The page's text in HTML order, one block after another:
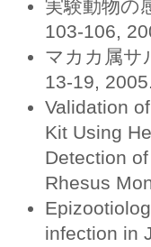
実験動物の
103-106,
マカカ属サ
13-19,
Validation
Kit Using
Detection
Rhesus
infection in